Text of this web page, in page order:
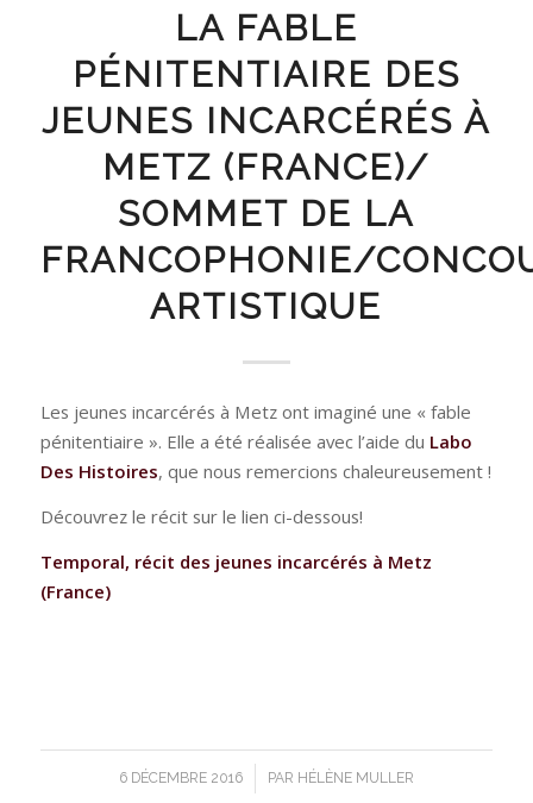
LA FABLE
PÉNITENTIAIRE DES
JEUNES INCARCÉRÉS À
METZ (FRANCE)/
SOMMET DE LA
FRANCOPHONIE/
ARTISTIQUE
Les jeunes incarcérés à Metz ont imaginé une « fable
pénitentiaire ». Elle a été réalisée avec l’aide du Labo
Des Histoires, que nous remercions chaleureusement !
Découvrez le récit sur le lien ci-dessous!
Temporal, récit des jeunes incarcérés à Metz
(France)
6 DÉCEMBRE 2016
/ PAR HÉLÈNE MULLER